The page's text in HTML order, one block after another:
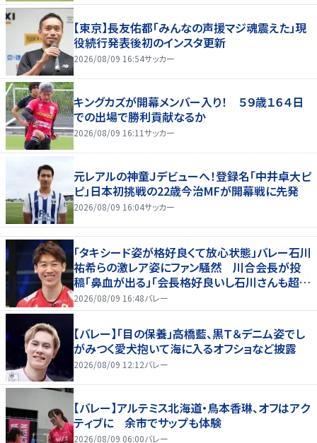
【東京】長友佑都「みんなの声援マジ魂震えた」現
役続行発表後初のインスタ更新
2026/08/09 16:54サッカー
キングカズが開幕メンバー入り！ ５９歳１６４日
での出場で勝利貢献なるか
2026/08/09 16:11サッカー
元レアルの神童Ｊデビューへ！登録名「中井卓大ピ
ピ」日本初挑戦の22歳今治MFが開幕戦に先発
2026/08/09 16:04サッカー
「タキシード姿が格好良くて放心状態」バレー石川
祐希らの激レア姿にファン騒然 川合会長が投
稿「鼻血が出る」「会長格好良いし石川さんも超格
好いい」
2026/08/09 16:48バレー
【バレー】「目の保養」高橋藍、黒Ｔ＆デニム姿でし
がみつく愛犬抱いて海に入るオフショなど披露
2026/08/09 12:12バレー
【バレー】アルテミス北海道・鳥本香琳、オフはアク
ティブに 余市でサップも体験
2026/08/09 06:00バレー